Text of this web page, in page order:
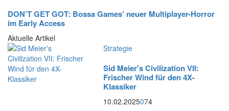
DON’T GET GOT: Bossa Games’ neuer Multiplayer-Horror
im Early Access
Aktuelle Artikel
Strategie
Sid Meier's Civilization VII:
Frischer Wind für den 4X-
Klassiker
10.02.2025074